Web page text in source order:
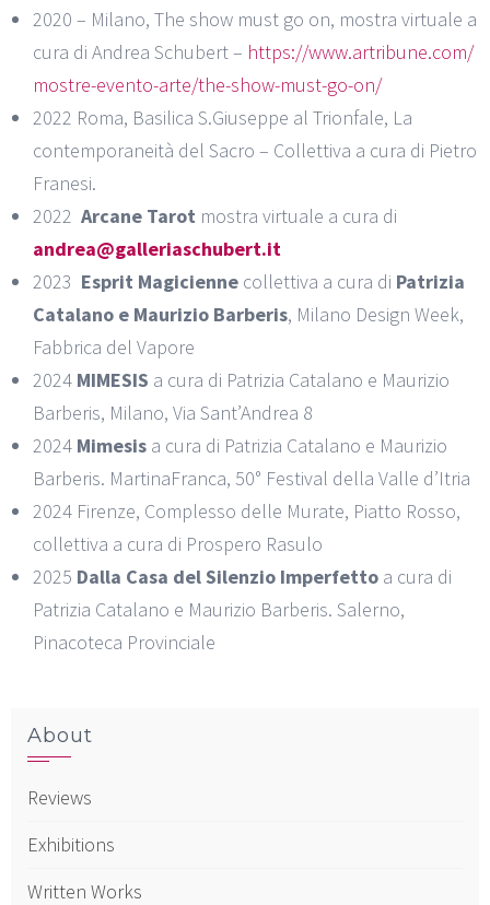
2020 – Milano, The show must go on, mostra virtuale a
cura di Andrea Schubert – https://www.artribune.com/
mostre-evento-arte/the-show-must-go-on/
2022 Roma, Basilica S.Giuseppe al Trionfale, La
contemporaneità del Sacro – Collettiva a cura di Pietro
Franesi.
2022 Arcane Tarot mostra virtuale a cura di
andrea@galleriaschubert.it
2023 Esprit Magicienne collettiva a cura di Patrizia
Catalano e Maurizio Barberis, Milano Design Week,
Fabbrica del Vapore
2024 MIMESIS a cura di Patrizia Catalano e Maurizio
Barberis, Milano, Via Sant’Andrea 8
2024 Mimesis a cura di Patrizia Catalano e Maurizio
Barberis. MartinaFranca, 50° Festival della Valle d’Itria
2024 Firenze, Complesso delle Murate, Piatto Rosso,
collettiva a cura di Prospero Rasulo
2025 Dalla Casa del Silenzio Imperfetto a cura di
Patrizia Catalano e Maurizio Barberis. Salerno,
Pinacoteca Provinciale
About
Reviews
Exhibitions
Written Works